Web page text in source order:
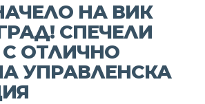
НА ВИК
СПЕЧЕЛИ
ОТЛИЧНО
УПРАВЛЕНСКА